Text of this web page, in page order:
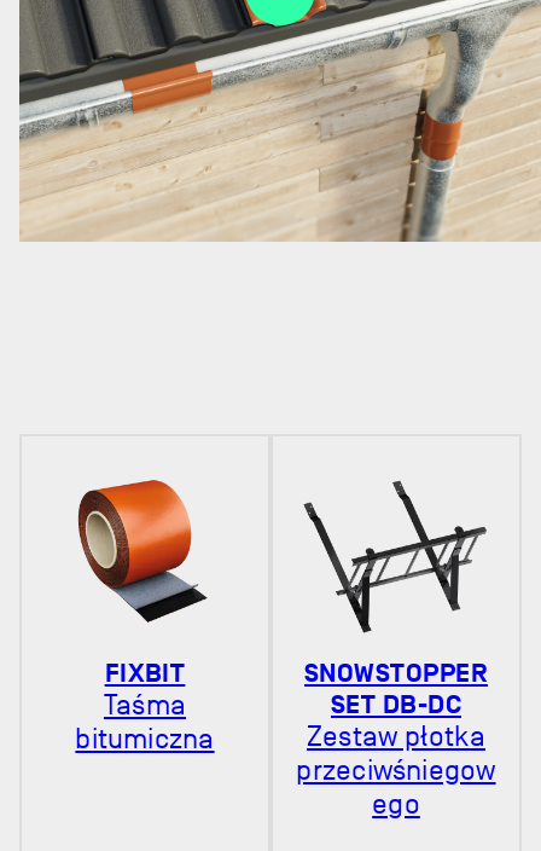
FIXBIT
Taśma
bitumiczna
SNOWSTOPPER
SET DB-DC
Zestaw płotka
przeciwśniegow
ego